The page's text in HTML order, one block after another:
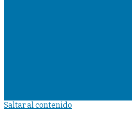
Saltar al contenido